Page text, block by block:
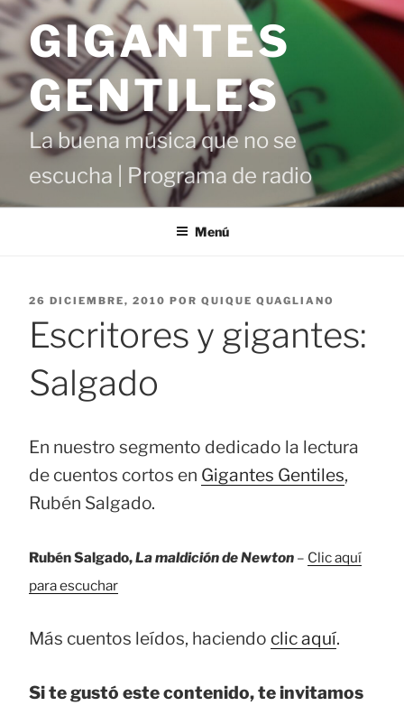
Saltar
contenido
GIGANTES
GENTILES
La buena música que no se
escucha | Programa de radio
Menú
PUBLICADO
26 DICIEMBRE, 2010 POR QUIQUE QUAGLIANO
Escritores y gigantes:
Salgado
En nuestro segmento dedicado la lectura
de cuentos cortos en Gigantes Gentiles,
Rubén Salgado.
Rubén Salgado,La maldición de Newton – Clic aquí
para escuchar
Más cuentos leídos, haciendo clic aquí.
Si te gustó este contenido, te invitamos